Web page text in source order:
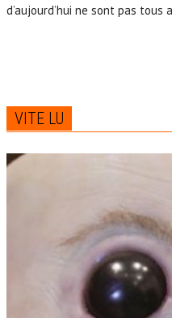
d’aujourd’hui ne sont pas
VITE LU